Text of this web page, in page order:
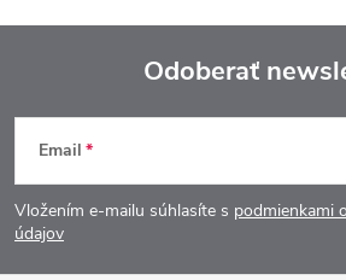
Z
á
p
Odoberať
Email
Vložením e-mailu súhlasíte s podmienkami
údajov